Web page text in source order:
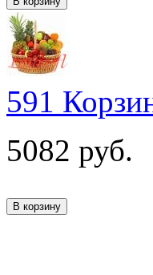
591
5082 руб.